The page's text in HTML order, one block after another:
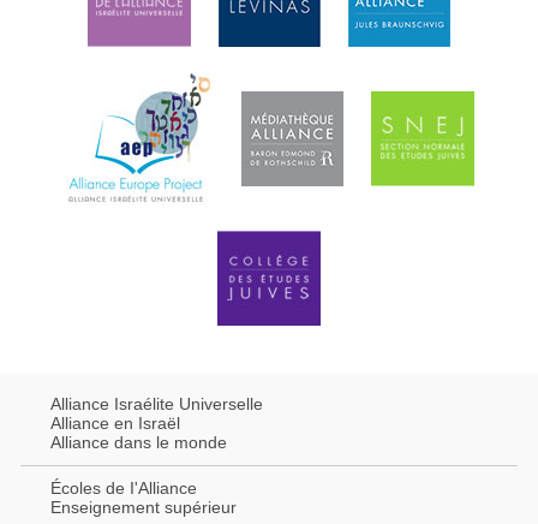
Alliance Israélite Universelle
Alliance en Israël
Alliance dans le monde
Écoles de I'Alliance
Enseignement supérieur